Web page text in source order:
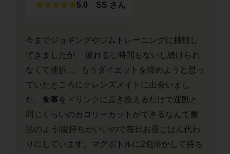
★★★★★5.0 SS さん
今までジョギングやジムトレーニングに挑戦し
てきましたが、 疲れるし時間もないし続けられ
なくて挫折...。もうダイエットを諦めようと思っ
ていたところにクレンズメイトに出会いまし
た。食事をドリンクに置き換えるだけで運動と
同じくらいのカロリーカットができるなんて魔
法のよう!腹持ちがいいので毎日お昼ごはん代わ
りにしています。マグボトルに2包溶かして持ち